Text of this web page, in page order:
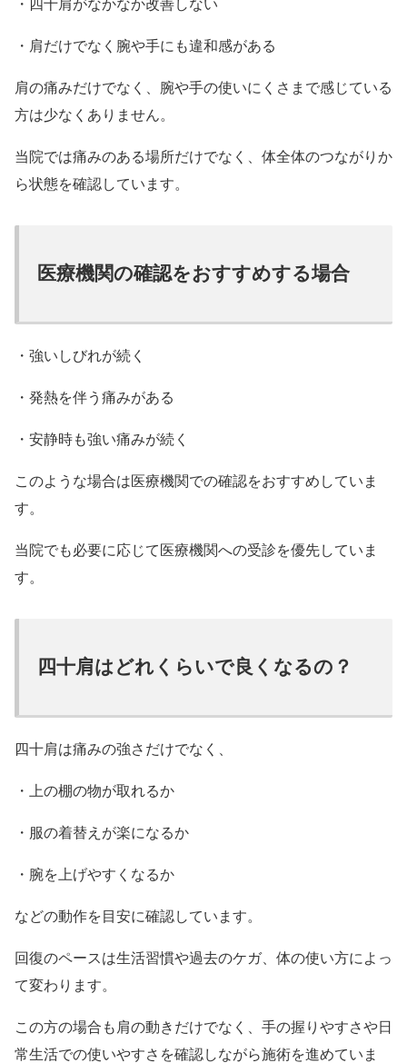
・四十肩がなかなか改善しない
・肩だけでなく腕や手にも違和感がある
肩の痛みだけでなく、腕や手の使いにくさまで感じている
方は少なくありません。
当院では痛みのある場所だけでなく、体全体のつながりか
ら状態を確認しています。
医療機関の確認をおすすめする場合
・強いしびれが続く
・発熱を伴う痛みがある
・安静時も強い痛みが続く
このような場合は医療機関での確認をおすすめしていま
す。
当院でも必要に応じて医療機関への受診を優先していま
す。
四十肩はどれくらいで良くなるの？
四十肩は痛みの強さだけでなく、
・上の棚の物が取れるか
・服の着替えが楽になるか
・腕を上げやすくなるか
などの動作を目安に確認しています。
回復のペースは生活習慣や過去のケガ、体の使い方によっ
て変わります。
この方の場合も肩の動きだけでなく、手の握りやすさや日
常生活での使いやすさを確認しながら施術を進めていま